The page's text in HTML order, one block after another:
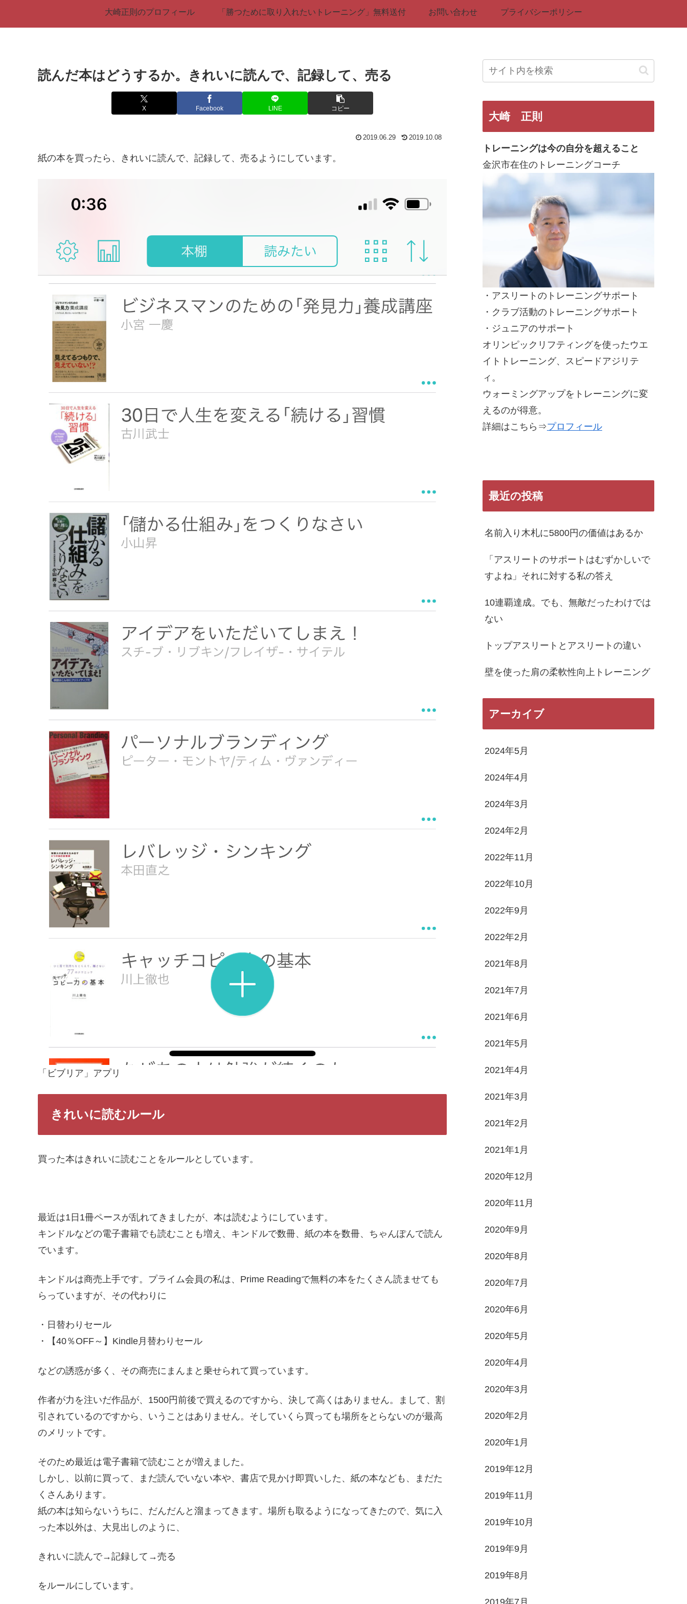
大崎正則のプロフィール 「勝つために取り入れたいトレーニング」無料送付 お問い合わせ プライバシーポリシー
読んだ本はどうするか。きれいに読んで、記録して、売る
X Facebook LINE コピー
2019.06.29 2019.10.08
紙の本を買ったら、きれいに読んで、記録して、売るようにしています。
「ビブリア」アプリ
きれいに読むルール
買った本はきれいに読むことをルールとしています。
最近は1日1冊ペースが乱れてきましたが、本は読むようにしています。
キンドルなどの電子書籍でも読むことも増え、キンドルで数冊、紙の本を数冊、ちゃんぽんで読ん
でいます。
キンドルは商売上手です。プライム会員の私は、Prime Readingで無料の本をたくさん読ませても
らっていますが、その代わりに
・日替わりセール
・【40％OFF～】Kindle月替わりセール
などの誘惑が多く、その商売にまんまと乗せられて買っています。
作者が力を注いだ作品が、1500円前後で買えるのですから、決して高くはありません。まして、割
引されているのですから、いうことはありません。そしていくら買っても場所をとらないのが最高
のメリットです。
そのため最近は電子書籍で読むことが増えました。
しかし、以前に買って、まだ読んでいない本や、書店で見かけ即買いした、紙の本なども、まだた
くさんあります。
紙の本は知らないうちに、だんだんと溜まってきます。場所も取るようになってきたので、気に入
った本以外は、大見出しのように、
きれいに読んで→記録して→売る
をルールにしています。
大崎 正則
トレーニングは今の自分を超えること
金沢市在住のトレーニングコーチ
・アスリートのトレーニングサポート
・クラブ活動のトレーニングサポート
・ジュニアのサポート
オリンピックリフティングを使ったウエ
イトトレーニング、スピードアジリテ
ィ。
ウォーミングアップをトレーニングに変
えるのが得意。
詳細はこちら⇒プロフィール
最近の投稿
名前入り木札に5800円の価値はあるか
「アスリートのサポートはむずかしいで
すよね」それに対する私の答え
10連覇達成。でも、無敵だったわけでは
ない
トップアスリートとアスリートの違い
壁を使った肩の柔軟性向上トレーニング
アーカイブ
2024年5月
2024年4月
2024年3月
2024年2月
2022年11月
2022年10月
2022年9月
2022年2月
2021年8月
2021年7月
2021年6月
2021年5月
2021年4月
2021年3月
2021年2月
2021年1月
2020年12月
2020年11月
2020年9月
2020年8月
2020年7月
2020年6月
2020年5月
2020年4月
2020年3月
2020年2月
2020年1月
2019年12月
2019年11月
2019年10月
2019年9月
2019年8月